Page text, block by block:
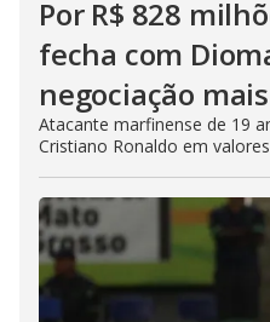
Por R$ 828
fecha com
negociação
Atacante marfinense de 19
Cristiano Ronaldo em